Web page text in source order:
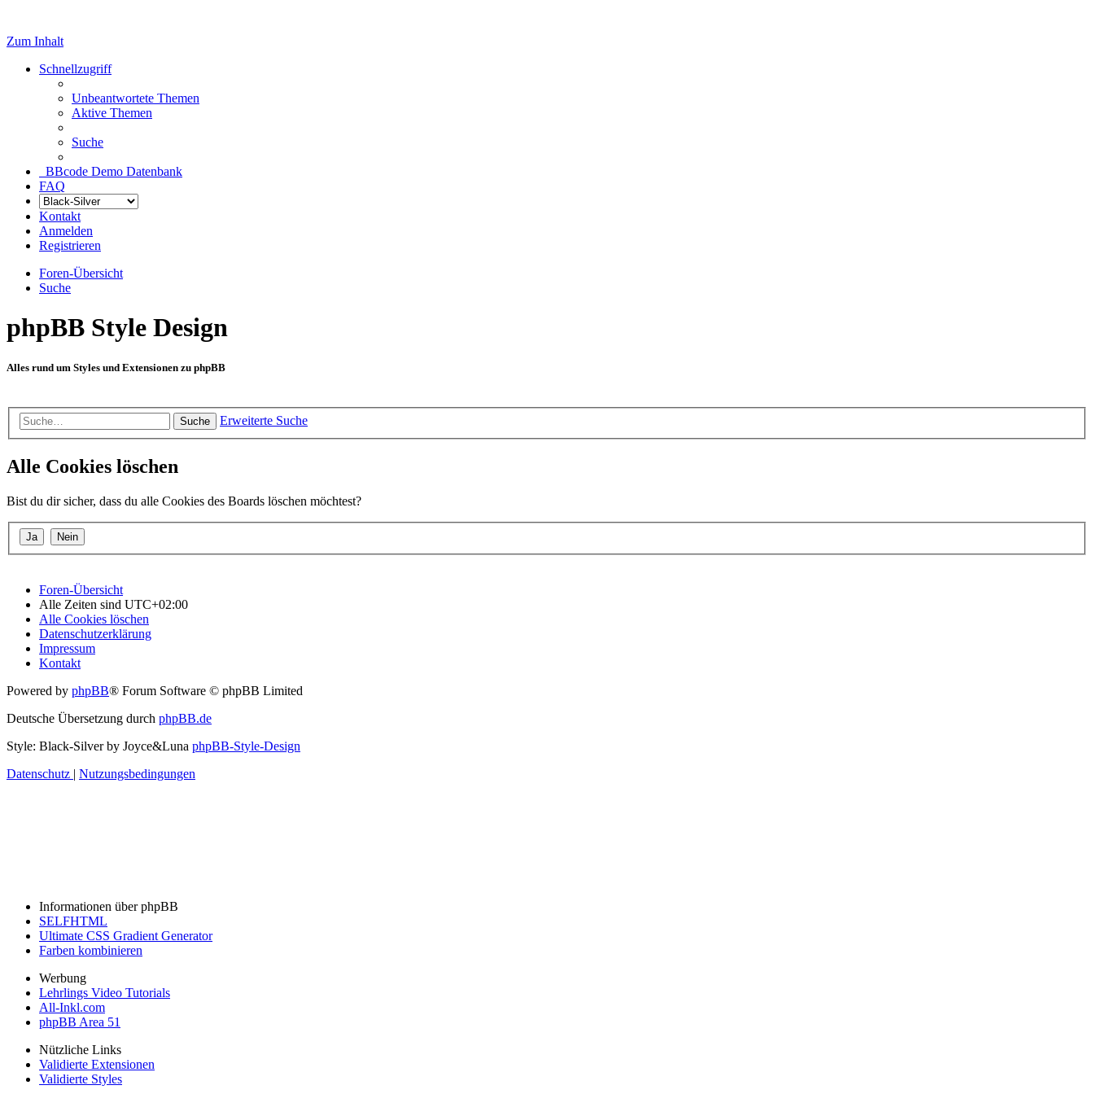
Zum Inhalt
Schnellzugriff
Unbeantwortete Themen
Aktive Themen
Suche
BBcode Demo Datenbank
FAQ
Kontakt
Anmelden
Registrieren
Foren-Übersicht
Suche
phpBB Style Design
Alles rund um Styles und Extensionen zu phpBB
Suche Erweiterte Suche
Alle Cookies löschen
Bist du dir sicher, dass du alle Cookies des Boards löschen möchtest?
Foren-Übersicht
Alle Zeiten sind UTC+02:00
Alle Cookies löschen
Datenschutzerklärung
Impressum
Kontakt
Powered by phpBB® Forum Software © phpBB Limited
Deutsche Übersetzung durch phpBB.de
Style: Black-Silver by Joyce&Luna phpBB-Style-Design
Datenschutz | Nutzungsbedingungen
Informationen über phpBB
SELFHTML
Ultimate CSS Gradient Generator
Farben kombinieren
Werbung
Lehrlings Video Tutorials
All-Inkl.com
phpBB Area 51
Nützliche Links
Validierte Extensionen
Validierte Styles